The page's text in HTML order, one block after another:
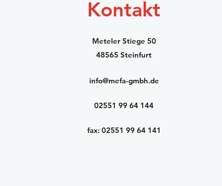
Kontakt
Meteler Stiege 50
48565 Steinfurt
info@mefa-gmbh.de
02551 99 64 144
fax: 02551 99 64 141